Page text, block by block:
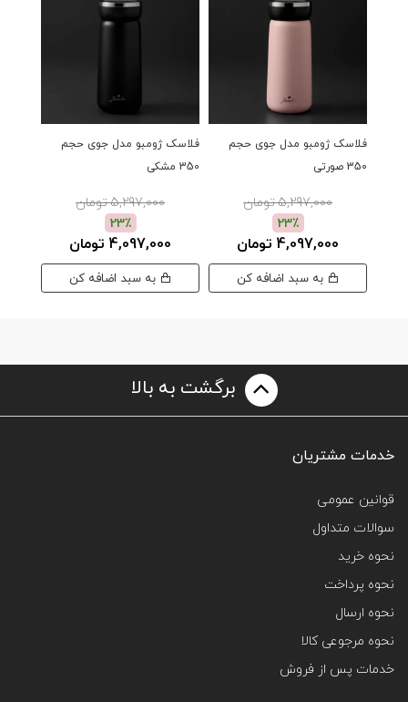
فلاسک ژومبو مدل جوی حجم
350 صورتی
5,297,000 تومان
23٪
4,097,000 تومان
فلاسک ژومبو مدل جوی حجم
350 مشکی
5,297,000 تومان
23٪
4,097,000 تومان
برگشت به بالا
خدمات مشتریان
قوانین عمومی
سوالات متداول
نحوه خرید
نحوه پرداخت
نحوه ارسال
نحوه مرجوعی کالا
خدمات پس از فروش